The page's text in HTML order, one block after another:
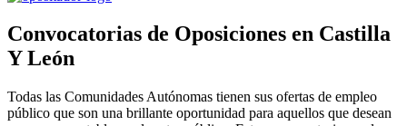
Convocatorias de Oposiciones en Castilla
Y León
Todas las Comunidades Autónomas tienen sus ofertas de empleo
público que son una brillante oportunidad para aquellos que desean